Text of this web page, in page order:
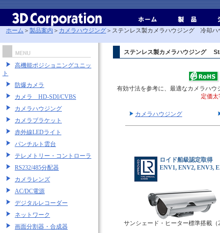
ホーム ＞ 製品案内 ＞ カメラハウジング ＞ステンレス製カメラハウジング 冷
高機能ポジショニングユニッ
ト
防爆カメラ
カメラ HD-SDI/CVBS
カメラハウジング
カメラブラケット
赤外線LEDライト
パンチルト雲台
テレメトリー・コントローラ
RS232/485分配器
カメラレンズ
AC/DC電源
デジタルレコーダー
ネットワーク
画面分割器・合成器
ステンレス製カメラハウジング
有効寸法を参考に、最適なカメラハウ
定価
カメラハウジング
ロイド船級認定取得
ENV1, ENV2, ENV3,
サンシェード・ヒーター標準搭載（